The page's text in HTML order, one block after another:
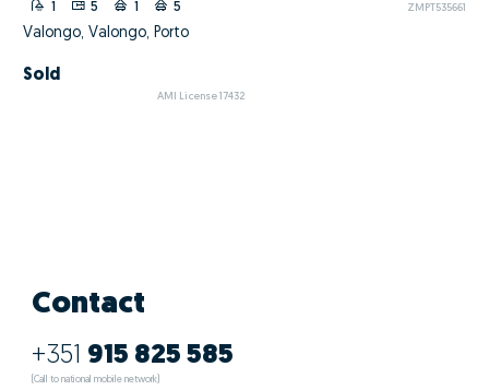
1 5 1 5 ZMPT535661
Valongo, Valongo, Porto
Sold
AMI License 17432
Contact
+351 915 825 585
(Call to national mobile network)